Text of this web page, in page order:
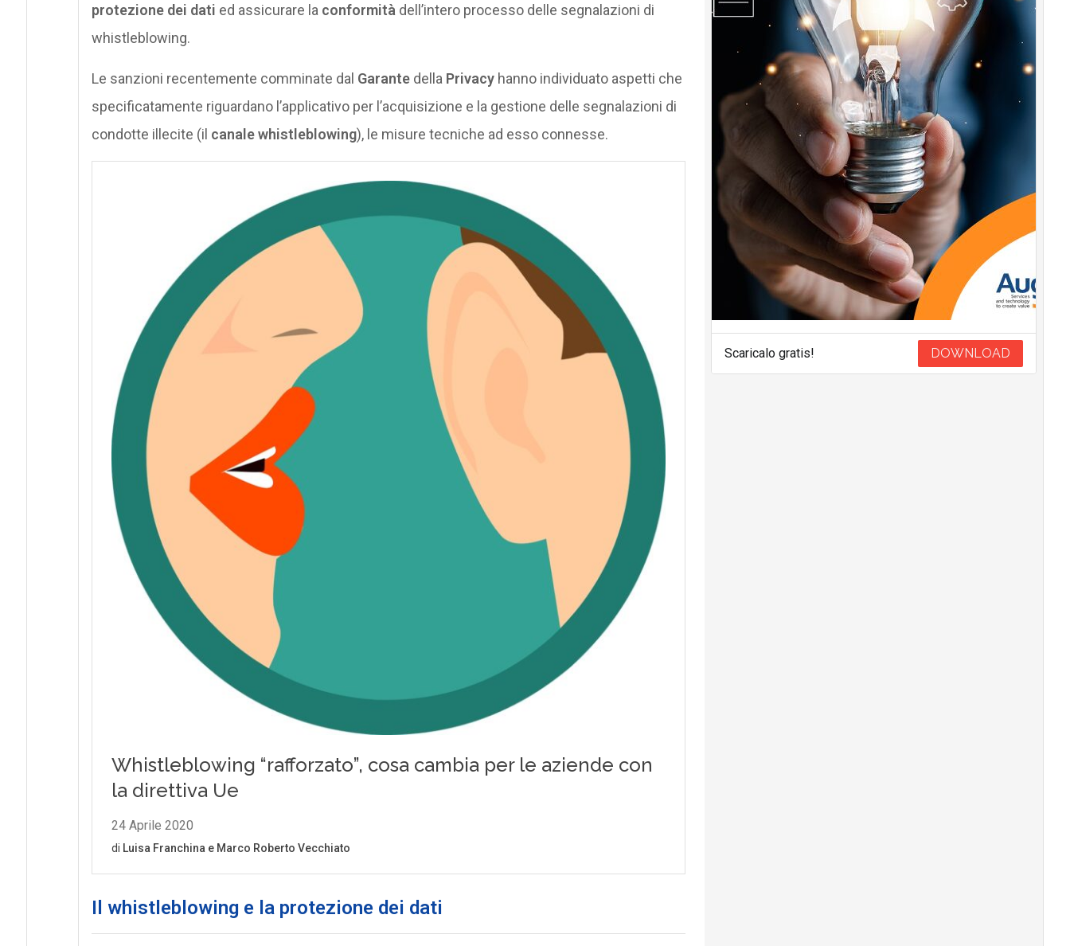
protezione dei dati ed assicurare la conformità dell’intero processo delle segnalazioni di
whistleblowing.
Le sanzioni recentemente comminate dal Garantedella Privacyhanno individuato aspetti che
specificatamente riguardano l’applicativo per l’acquisizione e la gestione delle segnalazioni di
condotte illecite (il canale whistleblowing), le misure tecniche ad esso connesse.
Il whistleblowing e la protezione dei dati
Scaricalo gratis! DOWNLOAD